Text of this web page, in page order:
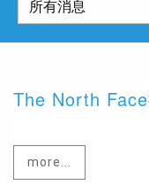
The North
more...